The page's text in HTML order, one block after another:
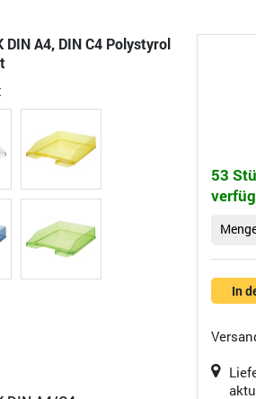
DIN A4, DIN C4 Polystyrol
53
In